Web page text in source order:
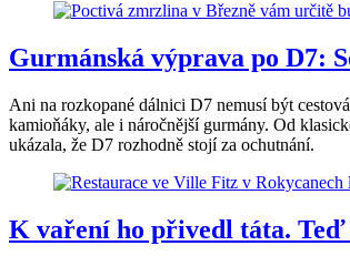
Gurmánská výprava po D7:
Ani na rozkopané dálnici D7 nemusí být
kamioňáky, ale i náročnější gurmány. Od
ukázala, že D7 rozhodně stojí za ochutnání.
K vaření ho přivedl táta.